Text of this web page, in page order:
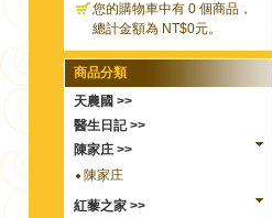
您的購物車中有 0 個商品，
總計金額為 NT$0元。
商品分類
天農國 >>
醫生日記 >>
陳家庄 >>
陳家庄
紅藜之家 >>